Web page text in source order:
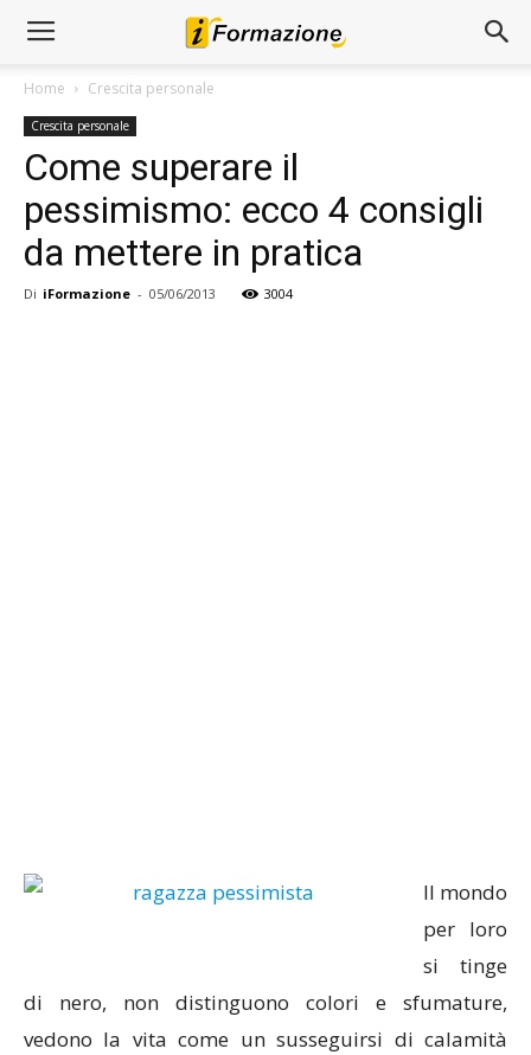
Home Crescita personale
Crescita personale
Come superare il
pessimismo: ecco 4 consigli
da mettere in pratica
Di iFormazione - 05/06/2013 3004
Il mondo
per loro
si tinge
di nero, non distinguono colori e sfumature,
vedono la vita come un susseguirsi di calamità